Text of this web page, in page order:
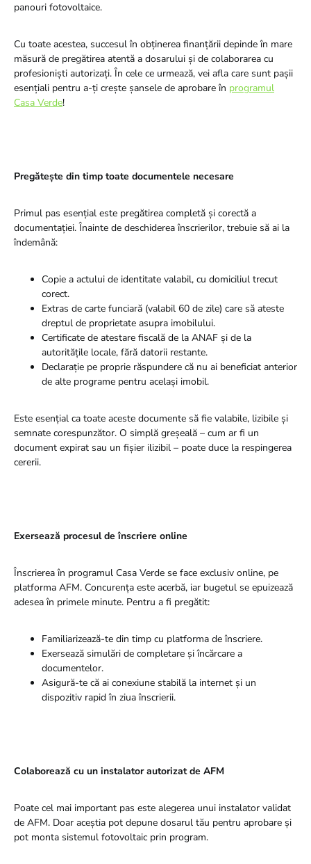
panouri fotovoltaice.
Cu toate acestea, succesul în obținerea finanțării depinde în mare
măsură de pregătirea atentă a dosarului și de colaborarea cu
profesioniști autorizați. În cele ce urmează, vei afla care sunt pașii
esențiali pentru a-ți crește șansele de aprobare în programul
Casa Verde!
Pregătește din timp toate documentele necesare
Primul pas esențial este pregătirea completă și corectă a
documentației. Înainte de deschiderea înscrierilor, trebuie să ai la
îndemână:
Copie a actului de identitate valabil, cu domiciliul trecut
corect.
Extras de carte funciară (valabil 60 de zile) care să ateste
dreptul de proprietate asupra imobilului.
Certificate de atestare fiscală de la ANAF și de la
autoritățile locale, fără datorii restante.
Declarație pe proprie răspundere că nu ai beneficiat anterior
de alte programe pentru același imobil.
Este esențial ca toate aceste documente să fie valabile, lizibile și
semnate corespunzător. O simplă greșeală – cum ar fi un
document expirat sau un fișier ilizibil – poate duce la respingerea
cererii.
Exersează procesul de înscriere online
Înscrierea în programul Casa Verde se face exclusiv online, pe
platforma AFM. Concurența este acerbă, iar bugetul se epuizează
adesea în primele minute. Pentru a fi pregătit:
Familiarizează-te din timp cu platforma de înscriere.
Exersează simulări de completare și încărcare a
documentelor.
Asigură-te că ai conexiune stabilă la internet și un
dispozitiv rapid în ziua înscrierii.
Colaborează cu un instalator autorizat de AFM
Poate cel mai important pas este alegerea unui instalator validat
de AFM. Doar aceștia pot depune dosarul tău pentru aprobare și
pot monta sistemul fotovoltaic prin program.